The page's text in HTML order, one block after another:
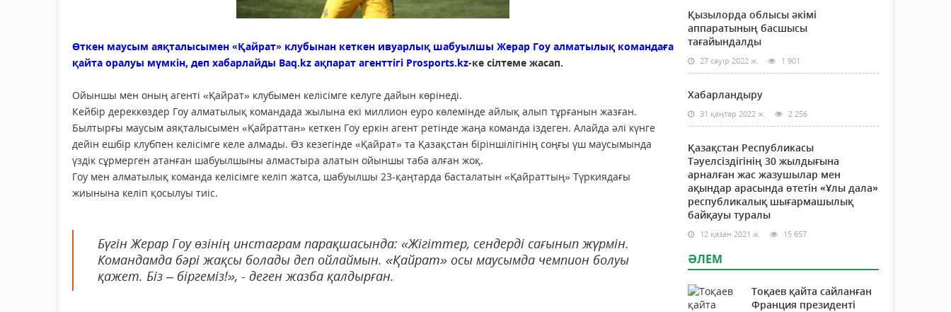
Өткен маусым аяқталысымен «Қайрат» клубынан кеткен ивуарлық шабуылшы Жерар Гоу алматылық командаға
қайта оралуы мүмкін, деп хабарлайды Baq.kz ақпарат агенттігі Prosports.kz-ке сілтеме жасап.
Ойыншы мен оның агенті «Қайрат» клубымен келісімге келуге дайын көрінеді.
Кейбір дереккөздер Гоу алматылық командада жылына екі миллион еуро көлемінде айлық алып тұрғанын жазған.
Былтырғы маусым аяқталысымен «Қайраттан» кеткен Гоу еркін агент ретінде жаңа команда іздеген. Алайда әлі күнге
дейін ешбір клубпен келісімге келе алмады. Өз кезегінде «Қайрат» та Қазақстан біріншілігінің соңғы үш маусымында
үздік сұрмерген атанған шабуылшыны алмастыра алатын ойыншы таба алған жоқ.
Гоу мен алматылық команда келісімге келіп жатса, шабуылшы 23-қаңтарда басталатын «Қайраттың» Түркиядағы
жиынына келіп қосылуы тиіс.
Бүгін Жерар Гоу өзінің инстаграм парақшасында: «Жігіттер, сендерді сағынып жүрмін.
Командамда бәрі жақсы болады деп ойлаймын. «Қайрат» осы маусымда чемпион болуы
қажет. Біз – біргеміз!», - деген жазба қалдырған.
Қызылорда облысы әкімі
аппаратының басшысы
тағайындалды
27 сәуір 2022 ж. 1 901
Хабарландыру
31 қаңтар 2022 ж. 2 256
Қазақстан Республикасы
Тәуелсіздігінің 30 жылдығына
арналған жас жазушылар мен
ақындар арасында өтетін «Ұлы дала»
республикалық шығармашылық
байқауы туралы
12 қазан 2021 ж. 15 657
ӘЛЕМ
Тоқаев қайта сайланған
Франция президенті